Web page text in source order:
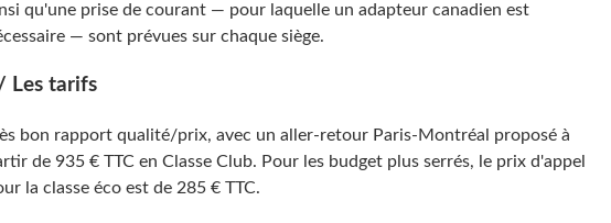
qu'une prise de courant — pour laquelle un adapteur canadien est
— sont prévues sur chaque siège.
Les tarifs
bon rapport qualité/prix, avec un aller-retour Paris-Montréal proposé à
de 935 € TTC en Classe Club. Pour les budget plus serrés, le prix d'appel
la classe éco est de 285 € TTC.